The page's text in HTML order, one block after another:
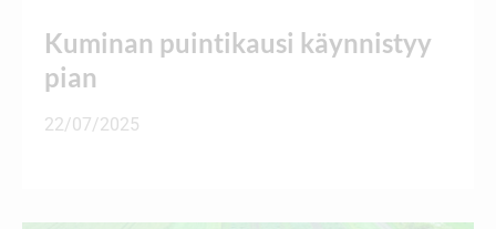
Kuminan puintikausi käynnistyy
pian
22/07/2025